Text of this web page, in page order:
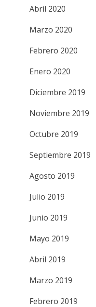
Abril 2020
Marzo 2020
Febrero 2020
Enero 2020
Diciembre 2019
Noviembre 2019
Octubre 2019
Septiembre 2019
Agosto 2019
Julio 2019
Junio 2019
Mayo 2019
Abril 2019
Marzo 2019
Febrero 2019